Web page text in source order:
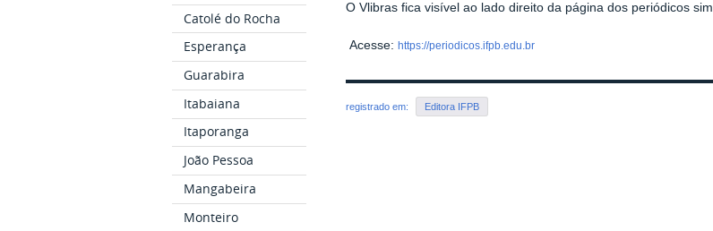
Catolé do Rocha
Esperança
Guarabira
Itabaiana
Itaporanga
João Pessoa
Mangabeira
Monteiro
O Vlibras fica visível ao lado direito da página dos periódicos
Acesse:https://periodicos.ifpb.edu.br
registrado em: Editora IFPB